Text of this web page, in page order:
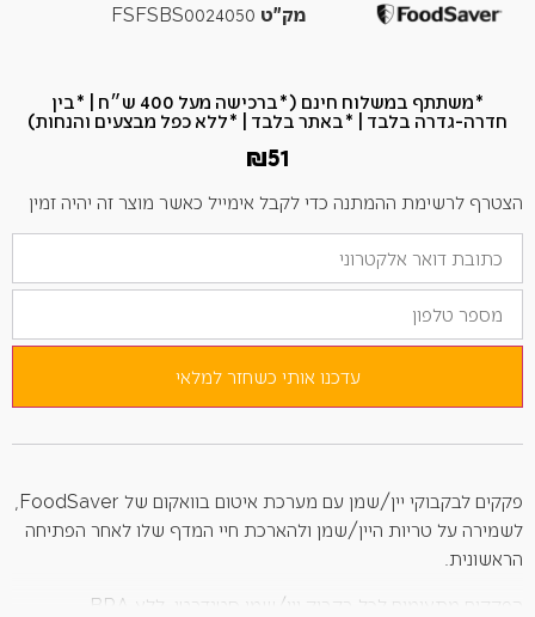
מק"ט
*משתתף במשלוח חינם (*ברכישה מעל 400 ש״ח​ | *בין
חדרה-גדרה בלבד | *באתר בלבד | *ללא כפל מבצעים והנחות)
₪51
הצטרף לרשימת ההמתנה כדי לקבל אימייל כאשר מוצר זה יהיה זמין
הזן
את
כתובת
שלך
כדי
למוצר
מספר
טלפון
עדכנו אותי כשחזר למלאי
לשמירה על טריות היין/שמן ולהארכת חיי המדף שלו לאחר הפתיחה
הראשונית.
הפקקים מתאימים לכל בקבוק יין/שמן סטנדרטי. ללא BPA.